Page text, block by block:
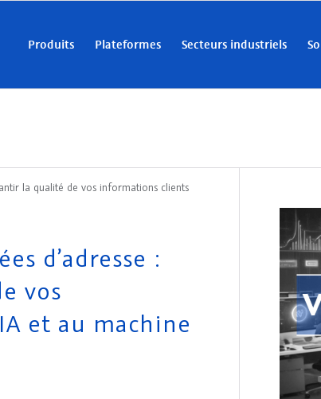
Produits Plateformes Secteurs industriels
la qualité de vos informations clients
d’adresse :
vos
et au machine